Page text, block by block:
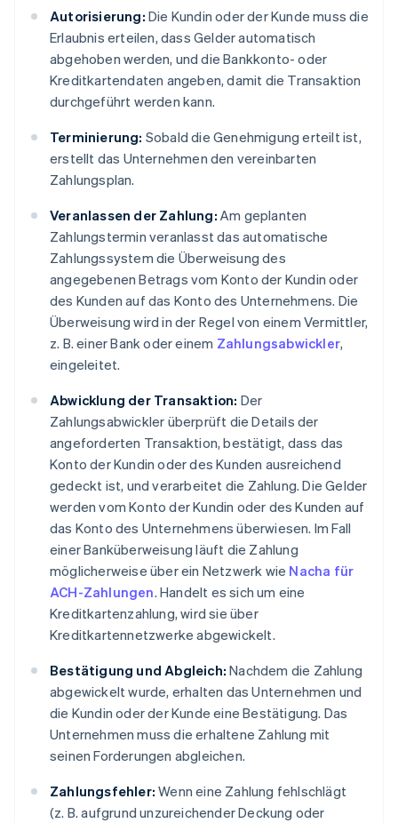
Autorisierung: Die Kundin oder der Kunde muss die
Erlaubnis erteilen, dass Gelder automatisch
abgehoben werden, und die Bankkonto- oder
Kreditkartendaten angeben, damit die Transaktion
durchgeführt werden kann.
Terminierung: Sobald die Genehmigung erteilt ist,
erstellt das Unternehmen den vereinbarten
Zahlungsplan.
Veranlassen der Zahlung: Am geplanten
Zahlungstermin veranlasst das automatische
Zahlungssystem die Überweisung des
angegebenen Betrags vom Konto der Kundin oder
des Kunden auf das Konto des Unternehmens. Die
Überweisung wird in der Regel von einem Vermittler,
z. B. einer Bank oder einem Zahlungsabwickler,
eingeleitet.
Abwicklung der Transaktion: Der
Zahlungsabwickler überprüft die Details der
angeforderten Transaktion, bestätigt, dass das
Konto der Kundin oder des Kunden ausreichend
gedeckt ist, und verarbeitet die Zahlung. Die Gelder
werden vom Konto der Kundin oder des Kunden auf
das Konto des Unternehmens überwiesen. Im Fall
einer Banküberweisung läuft die Zahlung
möglicherweise über ein Netzwerk wie Nacha für
ACH-Zahlungen. Handelt es sich um eine
Kreditkartenzahlung, wird sie über
Kreditkartennetzwerke abgewickelt.
Bestätigung und Abgleich: Nachdem die Zahlung
abgewickelt wurde, erhalten das Unternehmen und
die Kundin oder der Kunde eine Bestätigung. Das
Unternehmen muss die erhaltene Zahlung mit
seinen Forderungen abgleichen.
Zahlungsfehler: Wenn eine Zahlung fehlschlägt
(z. B. aufgrund unzureichender Deckung oder